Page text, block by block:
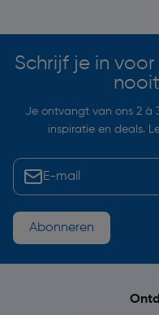
Schrijf je in
Je ontvangt van ons 2 à
inspiratie en deals.
Abonneren